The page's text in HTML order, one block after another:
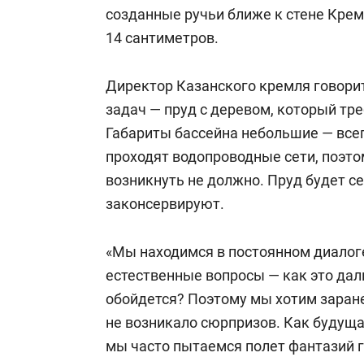
созданные ручьи ближе к стене
14 сантиметров.
Директор Казанского кремля
задач — пруд с деревом, который
Габариты бассейна небольшие —
проходят водопроводные сети,
возникнуть не должно. Пруд будет
законсервируют.
«Мы находимся в постоянном
естественные вопросы — как это
обойдется? Поэтому мы хотим
не возникало сюрпризов. Как
мы часто пытаемся полет фантазий